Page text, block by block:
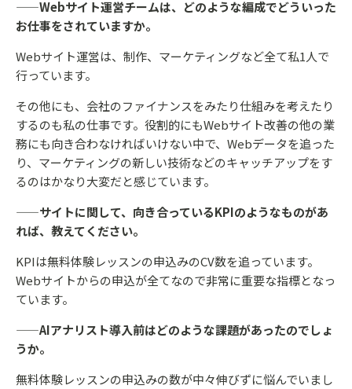
——Webサイト運営チームは、どのような編成でどういった
お仕事をされていますか。
Webサイト運営は、制作、マーケティングなど全て私1人で
行っています。
その他にも、会社のファイナンスをみたり仕組みを考えたり
するのも私の仕事です。役割的にもWebサイト改善の他の業
務にも向き合わなければいけない中で、Webデータを追った
り、マーケティングの新しい技術などのキャッチアップをす
るのはかなり大変だと感じています。
——サイトに関して、向き合っているKPIのようなものがあ
れば、教えてください。
KPIは無料体験レッスンの申込みのCV数を追っています。
Webサイトからの申込が全てなので非常に重要な指標となっ
ています。
——AIアナリスト導入前はどのような課題があったのでしょ
うか。
無料体験レッスンの申込みの数が中々伸びずに悩んでいまし